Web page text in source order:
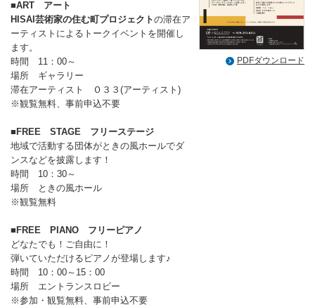
■ART アート
HISAI芸術家の住む町プロジェクトの滞在ア
ーティストによるトークイベントを開催し
ます。
時間 11：00～
場所 ギャラリー
滞在アーティスト Ｏ３３(アーティスト)
※観覧無料、事前申込不要
■FREE STAGE フリーステージ
地域で活動する団体がときの風ホールでダ
ンスなどを披露します！
時間 10：30～
場所 ときの風ホール
※観覧無料
■FREE PIANO フリーピアノ
どなたでも！ご自由に！
弾いていただけるピアノが登場します♪
時間 10：00～15：00
場所 エントランスロビー
※参加・観覧無料、事前申込不要
PDFダウンロード